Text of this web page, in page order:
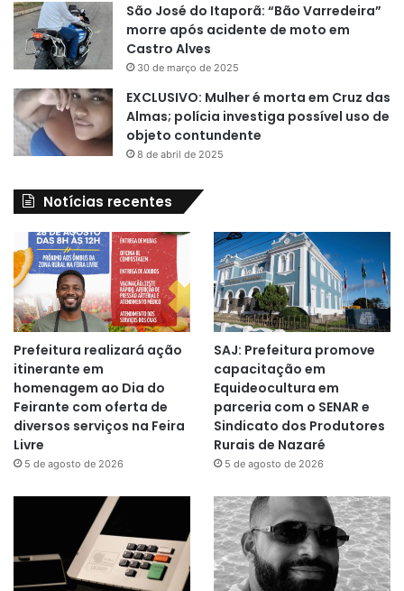
São José do Itaporã: “Bão Varredeira”
morre após acidente de moto em
Castro Alves
30 de março de 2025
EXCLUSIVO: Mulher é morta em Cruz das
Almas; polícia investiga possível uso de
objeto contundente
8 de abril de 2025
Notícias recentes
Prefeitura realizará ação
itinerante em
homenagem ao Dia do
Feirante com oferta de
diversos serviços na Feira
Livre
5 de agosto de 2026
SAJ: Prefeitura promove
capacitação em
Equideocultura em
parceria com o SENAR e
Sindicato dos Produtores
Rurais de Nazaré
5 de agosto de 2026